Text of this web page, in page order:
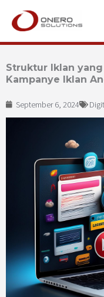
Lewati
Struktur Iklan
Kampanye Iklan
September 6, 2024